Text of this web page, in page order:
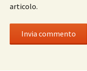
articolo.